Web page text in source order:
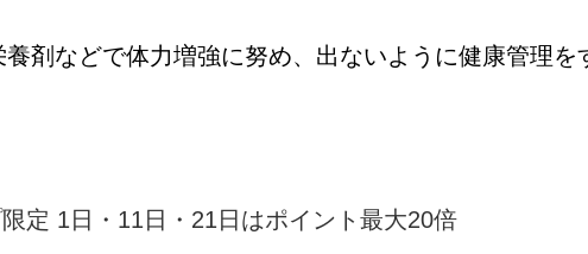
養剤などで体力増強に努め、出ないように健康管理を